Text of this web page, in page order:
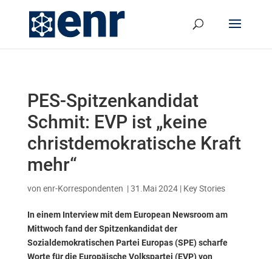
PES-Spitzenkandidat
Schmit: EVP ist „keine
christdemokratische Kraft
mehr“
von enr-Korrespondenten |31.Mai 2024| Key Stories
In einem Interview mit dem European Newsroom am
Mittwoch fand der Spitzenkandidat der
Sozialdemokratischen Partei Europas (SPE) scharfe
Worte für die Europäische Volkspartei (EVP) von